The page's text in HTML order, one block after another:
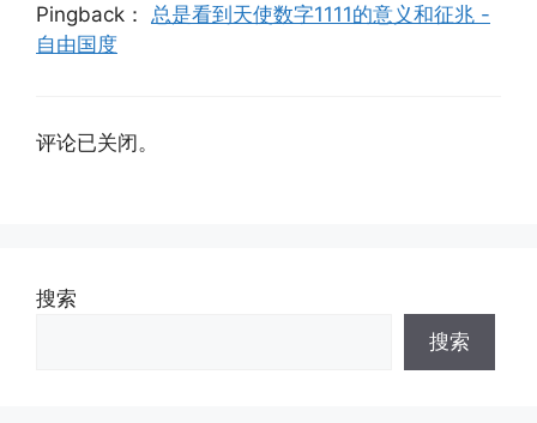
Pingback： 总是看到天使数字1111的意义和征兆 -
自由国度
评论已关闭。
搜索
搜索